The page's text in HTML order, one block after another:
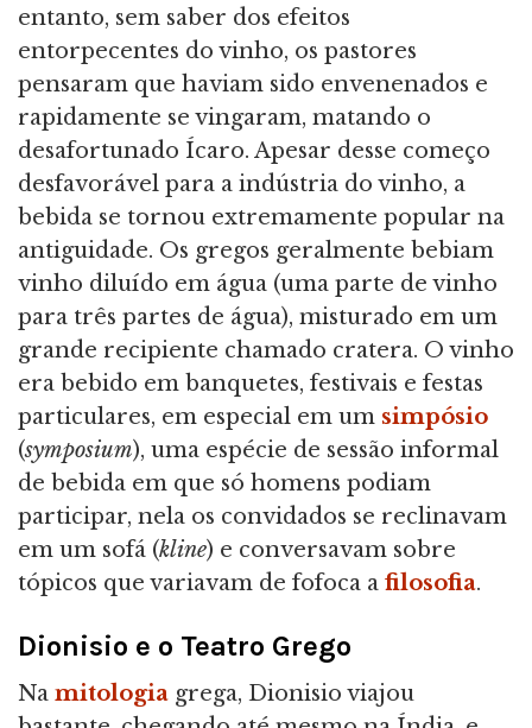
entanto, sem saber dos efeitos
entorpecentes do vinho, os pastores
pensaram que haviam sido envenenados e
rapidamente se vingaram, matando o
desafortunado Ícaro. Apesar desse começo
desfavorável para a indústria do vinho, a
bebida se tornou extremamente popular na
antiguidade. Os gregos geralmente bebiam
vinho diluído em água (uma parte de vinho
para três partes de água), misturado em um
grande recipiente chamado cratera. O vinho
era bebido em banquetes, festivais e festas
particulares, em especial em um simpósio
(symposium), uma espécie de sessão informal
de bebida em que só homens podiam
participar, nela os convidados se reclinavam
em um sofá (kline) e conversavam sobre
tópicos que variavam de fofoca a filosofia.
Dionisio e o Teatro Grego
Na mitologia grega, Dionisio viajou